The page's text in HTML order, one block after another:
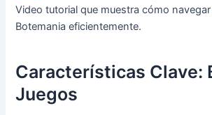
Video tutorial que muestra cómo
Botemania eficientemente.
Características Clave:
Juegos